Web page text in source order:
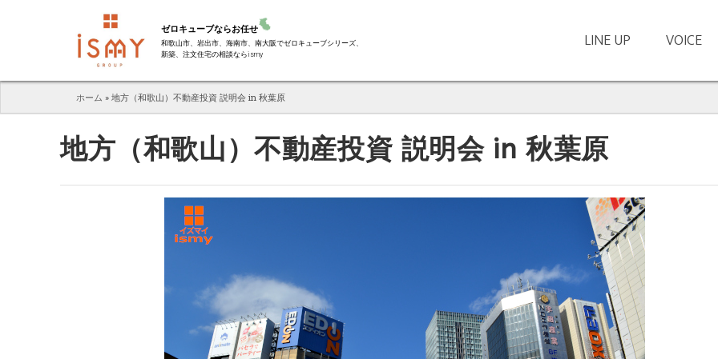
ゼロキューブならお任せ
和歌山市、岩出市、海南市、南大阪でゼロキューブシリーズ、
新築、注文住宅の相談ならismy
LINE UP VOICE
ホーム » 地方（和歌山）不動産投資 説明会 in 秋葉原
地方（和歌山）不動産投資 説明会 in 秋葉原